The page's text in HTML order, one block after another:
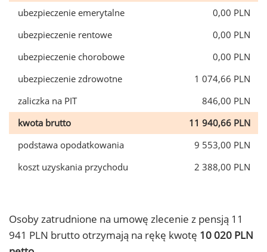
ubezpieczenie emerytalne
0,00 PLN
ubezpieczenie rentowe
0,00 PLN
ubezpieczenie chorobowe
0,00 PLN
ubezpieczenie zdrowotne
1 074,66 PLN
zaliczka na PIT
846,00 PLN
kwota brutto
11 940,66 PLN
podstawa opodatkowania
9 553,00 PLN
koszt uzyskania przychodu
2 388,00 PLN
Osoby zatrudnione na umowę zlecenie z pensją 11
941 PLN brutto otrzymają na rękę kwotę 10 020 PLN